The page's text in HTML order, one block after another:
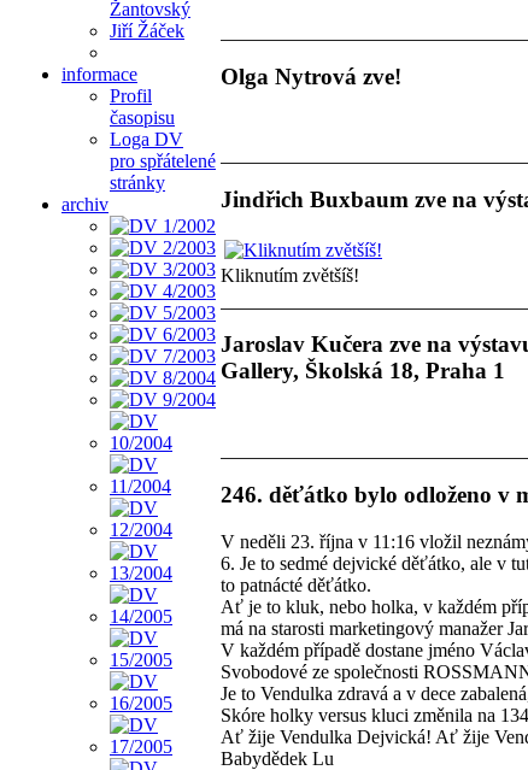
Žantovský
Jiří Žáček
informace
Profil
časopisu
Loga DV
pro spřátelené
stránky
archiv
Olga Nytrová zve!
Jindřich Buxbaum zve na
Kliknutím zvětšíš!
Jaroslav Kučera zve na
Gallery, Školská 18, Praha 1
246. děťátko bylo odloženo v
V neděli 23. října v 11:16 vložil
6. Je to sedmé dejvické děťátko, ale v
to patnácté děťátko.
Ať je to kluk, nebo holka, v každém
má na starosti marketingový manažer
V každém případě dostane jméno
Svobodové ze společnosti
Je to Vendulka zdravá a v dece
Skóre holky versus kluci změnila na
Ať žije Vendulka Dejvická! Ať žije
Babydědek Lu